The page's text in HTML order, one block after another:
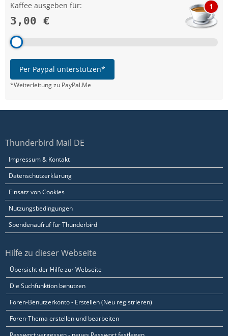
Kaffee ausgeben für:
3,00 €
1
Per Paypal unterstützen*
*Weiterleitung zu PayPal.Me
Thunderbird Mail DE
Impressum & Kontakt
Datenschutzerklärung
Einsatz von Cookies
Nutzungsbedingungen
Spendenaufruf für Thunderbird
Hilfe zu dieser Webseite
Übersicht der Hilfe zur Webseite
Die Suchfunktion benutzen
Foren-Benutzerkonto - Erstellen (Neu registrieren)
Foren-Thema erstellen und bearbeiten